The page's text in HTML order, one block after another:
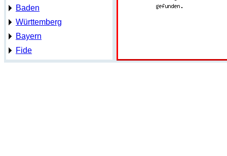
Baden
Württemberg
Bayern
Fide